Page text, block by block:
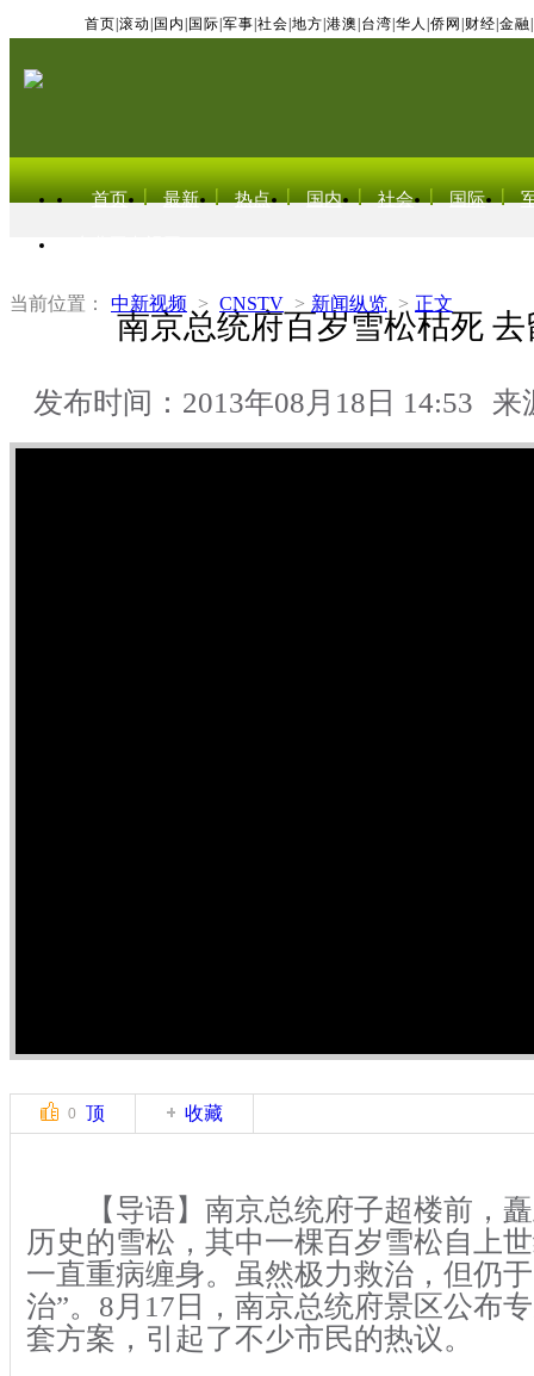
首页 滚动 国内 国际 军事 社会 地方 港澳 台湾 华人 侨网 财经 金融
首页 最新 热点 国内 社会 国际
当前位置： 中新视频 > CNSTV > 新闻纵览 > 正文
南京总统府百岁雪松枯死
发布时间：2013年08月18日 14:53 来
0 顶 收藏
【导语】南京总统府子超楼前，矗
历史的雪松，其中一棵百岁雪松自上
一直重病缠身。虽然极力救治，但仍
治”。8月17日，南京总统府景区公布
套方案，引起了不少市民的热议。